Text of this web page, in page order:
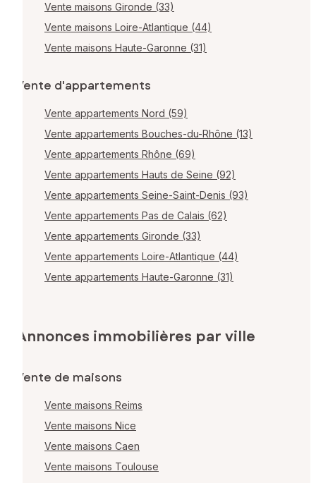
Vente maisons Gironde (33)
Vente maisons Loire-Atlantique (44)
Vente maisons Haute-Garonne (31)
Vente d'appartements
Vente appartements Nord (59)
Vente appartements Bouches-du-Rhône (13)
Vente appartements Rhône (69)
Vente appartements Hauts de Seine (92)
Vente appartements Seine-Saint-Denis (93)
Vente appartements Pas de Calais (62)
Vente appartements Gironde (33)
Vente appartements Loire-Atlantique (44)
Vente appartements Haute-Garonne (31)
Annonces immobilières par ville
Vente de maisons
Vente maisons Reims
Vente maisons Nice
Vente maisons Caen
Vente maisons Toulouse